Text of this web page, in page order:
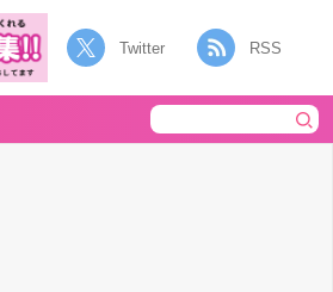
Twitter RSS